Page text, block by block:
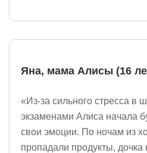
Яна, мама Алисы (16
«Из-за сильного стресса в
экзаменами Алиса начала
свои эмоции. По ночам из
пропадали продукты, дочка